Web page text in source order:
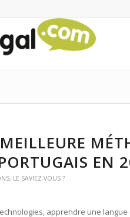
EN
, LE SAVIEZ-VOUS ?
apprendre une